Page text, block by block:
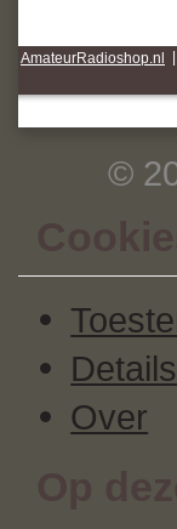
AmateurRadioshop.nl
©
Details
Over
Op